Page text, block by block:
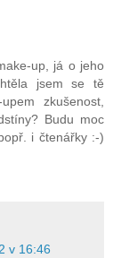
up, já o jeho
jsem se tě
zkušenost,
Budu moc
i čtenářky :-)
v 16:46